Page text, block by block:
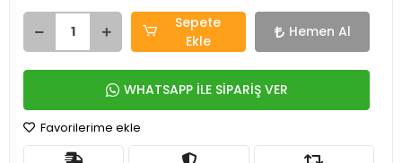
Sepete
Ekle
Hemen Al
WHATSAPP İLE SİPARİŞ VER
Favorilerime ekle